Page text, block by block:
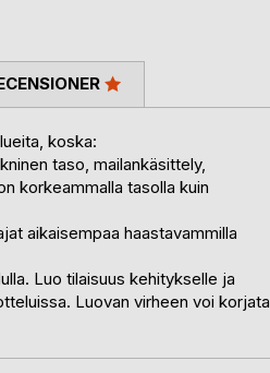
koska:
taso, mailankäsittely,
korkeammalla tasolla kuin
aikaisempaa haastavammilla
Luo tilaisuus kehitykselle ja
Luovan virheen voi korjata